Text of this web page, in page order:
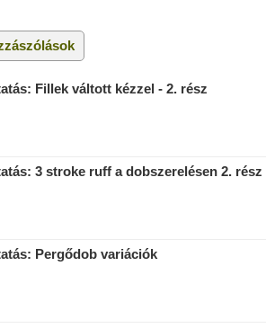
Fillek váltott kézzel - 2. rész
3 stroke ruff a dobszerelésen 2. rész
Pergődob variációk